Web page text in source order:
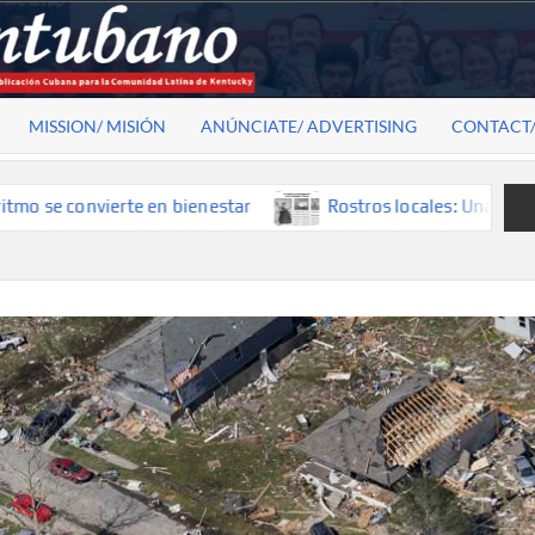
MISSION/ MISIÓN ANÚNCIATE/ ADVERTISING
en bienestar Rostros locales: Una mirada que